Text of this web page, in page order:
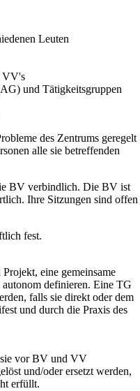
Leuten
VV's
und Tätigkeitsgruppen
des Zentrums geregelt
alle sie betreffenden
BV verbindlich. Die BV ist
Ihre Sitzungen sind offen
fest.
eine gemeinsame
definieren. Eine TG
falls sie direkt oder dem
und durch die Praxis des
sie vor BV und VV
und/oder ersetzt werden,
erfüllt.